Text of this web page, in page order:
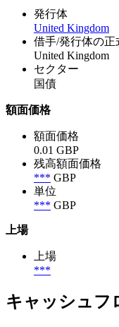
発行体
United Kingdom
借手/発行体の正
United Kingdom
セクター
国債
額面価格
額面価格
0.01 GBP
残高額面価格
*** GBP
単位
*** GBP
上場
上場
***
キャッシュフ